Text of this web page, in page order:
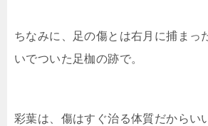
ちなみに、足の傷とは右月に捕まっ
いでついた足枷の跡で。
彩葉は、傷はすぐ治る体質だからい